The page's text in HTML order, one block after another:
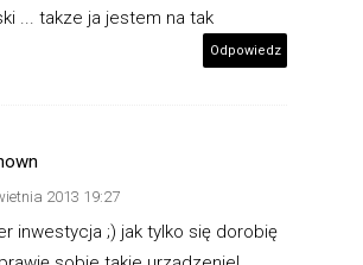
... takze ja jestem na tak
Odpowiedz
2013 19:27
inwestycja ;) jak tylko się dorobię